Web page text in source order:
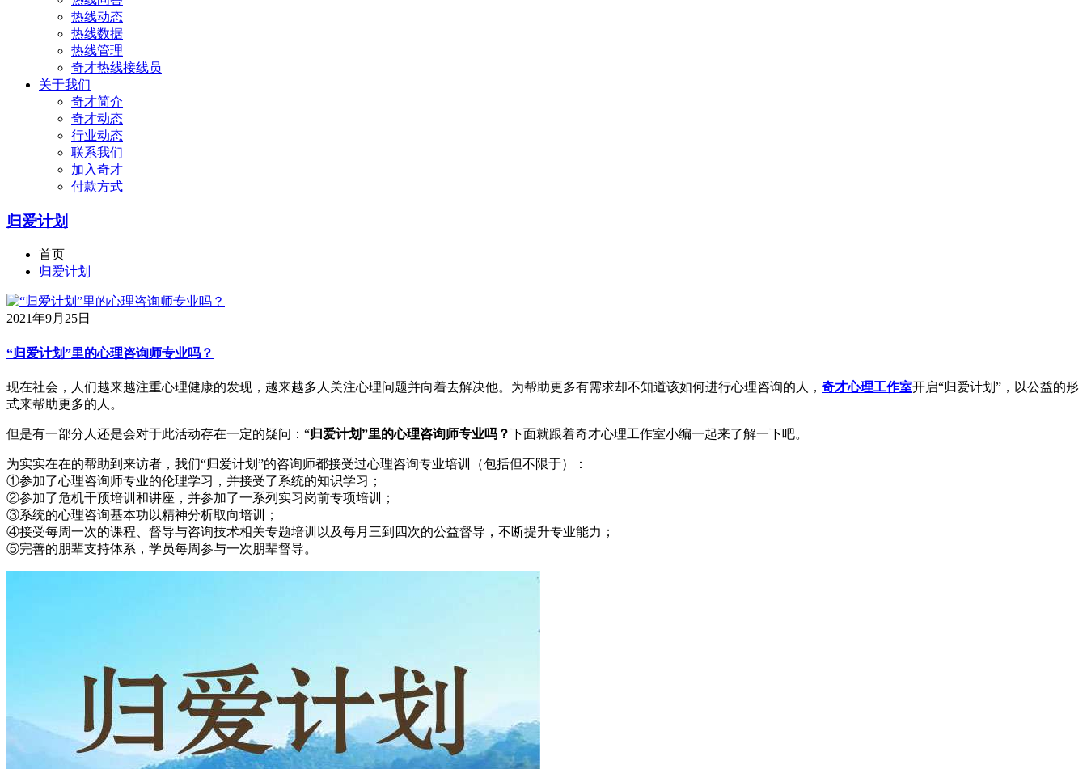
热线动态
热线数据
热线管理
奇才热线接线员
关于我们
奇才简介
奇才动态
行业动态
联系我们
加入奇才
付款方式
归爱计划
首页
归爱计划
2021年9月25日
“归爱计划”里的心理咨询师专业吗？
现在社会，人们越来越注重心理健康的发现，越来越多人关注心理问题并向着去解决他。为帮助更多有需求却不知道该如何进行心理咨询的人， 奇才心理工作室开启“归爱计划”，以公益的形
式来帮助更多的人。
但是有一部分人还是会对于此活动存在一定的疑问：“归爱计划”里的心理咨询师专业吗？下面就跟着奇才心理工作室小编一起来了解一下吧。
为实实在在的帮助到来访者，我们“归爱计划”的咨询师都接受过心理咨询专业培训（包括但不限于）：
①参加了心理咨询师专业的伦理学习，并接受了系统的知识学习；
②参加了危机干预培训和讲座，并参加了一系列实习岗前专项培训；
③系统的心理咨询基本功以精神分析取向培训；
④接受每周一次的课程、督导与咨询技术相关专题培训以及每月三到四次的公益督导，不断提升专业能力；
⑤完善的朋辈支持体系，学员每周参与一次朋辈督导。